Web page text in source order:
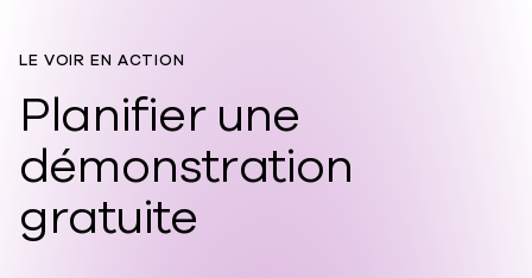
LE VOIR EN ACTION
Planifier une
démonstration
gratuite